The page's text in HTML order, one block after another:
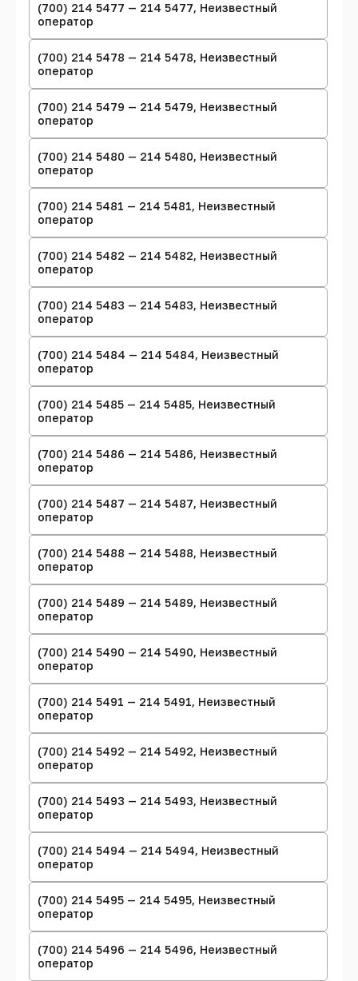
(700) 214 5477 — 214 5477, Неизвестный
оператор
(700) 214 5478 — 214 5478, Неизвестный
оператор
(700) 214 5479 — 214 5479, Неизвестный
оператор
(700) 214 5480 — 214 5480, Неизвестный
оператор
(700) 214 5481 — 214 5481, Неизвестный
оператор
(700) 214 5482 — 214 5482, Неизвестный
оператор
(700) 214 5483 — 214 5483, Неизвестный
оператор
(700) 214 5484 — 214 5484, Неизвестный
оператор
(700) 214 5485 — 214 5485, Неизвестный
оператор
(700) 214 5486 — 214 5486, Неизвестный
оператор
(700) 214 5487 — 214 5487, Неизвестный
оператор
(700) 214 5488 — 214 5488, Неизвестный
оператор
(700) 214 5489 — 214 5489, Неизвестный
оператор
(700) 214 5490 — 214 5490, Неизвестный
оператор
(700) 214 5491 — 214 5491, Неизвестный
оператор
(700) 214 5492 — 214 5492, Неизвестный
оператор
(700) 214 5493 — 214 5493, Неизвестный
оператор
(700) 214 5494 — 214 5494, Неизвестный
оператор
(700) 214 5495 — 214 5495, Неизвестный
оператор
(700) 214 5496 — 214 5496, Неизвестный
оператор